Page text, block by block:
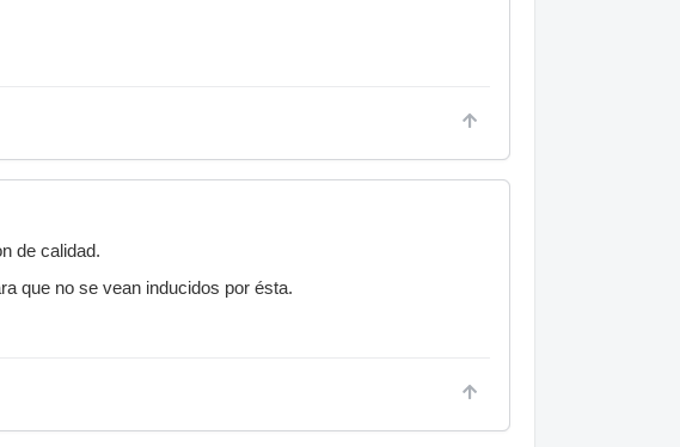
de calidad.
que no se vean inducidos por ésta.